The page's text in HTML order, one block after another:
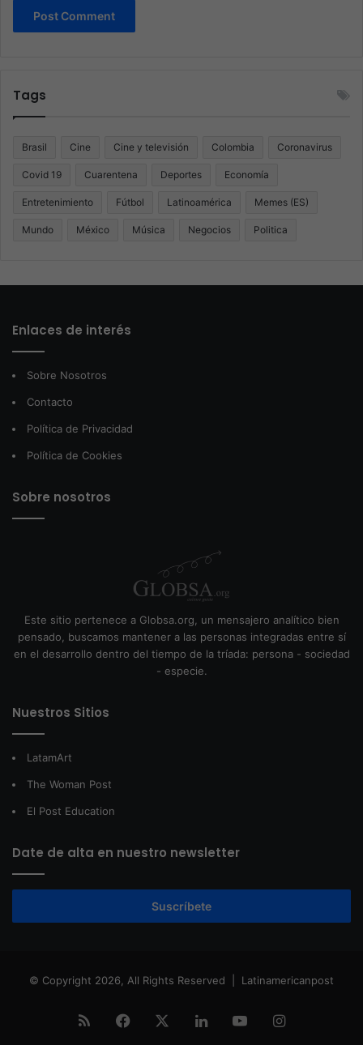
Tags
Brasil Cine Cine y televisión Colombia Coronavirus
Covid 19 Cuarentena Deportes Economía
Entretenimiento Fútbol Latinoamérica Memes (ES)
Mundo México Música Negocios Politica
Enlaces de interés
Sobre Nosotros
Contacto
Política de Privacidad
Política de Cookies
Sobre nosotros
Este sitio pertenece a Globsa.org, un mensajero analítico bien
pensado, buscamos mantener a las personas integradas entre sí
en el desarrollo dentro del tiempo de la tríada: persona - sociedad
- especie.
Nuestros Sitios
LatamArt
The Woman Post
El Post Education
Date de alta en nuestro newsletter
Suscríbete
© Copyright 2026, All Rights Reserved | Latinamericanpost
RSS Facebook LinkedInYouTubeInstagram